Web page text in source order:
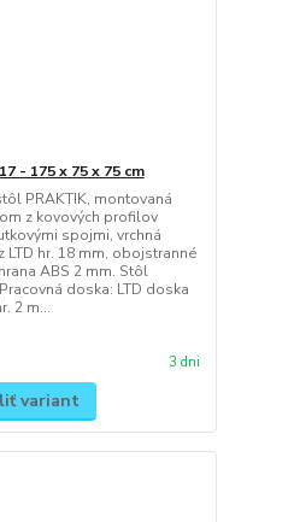
- 175 x 75 x 75 cm
PRAKTIK, montovaná
z kovových profilov
spojmi, vrchná
hr. 18 mm, obojstranné
ABS 2 mm. Stôl
doska: LTD doska
2 m...
3 dni
variant